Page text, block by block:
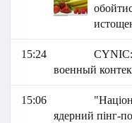
15:24
СYNIC:
военный
15:06
ядерний пінг-